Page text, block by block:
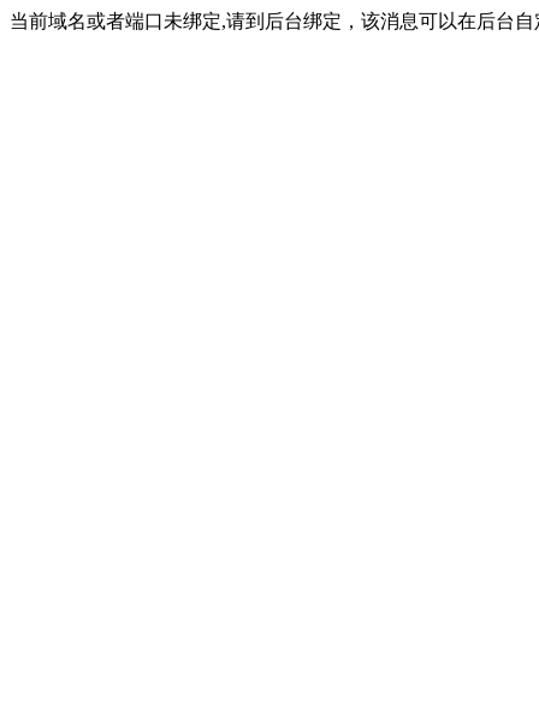
当前域名或者端口未绑定,请到后台绑定，该消息可以在后台自